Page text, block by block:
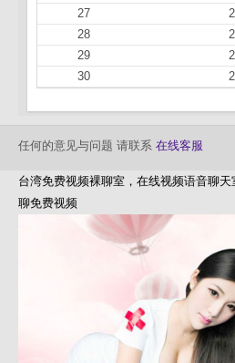
27
28
29
30
任何的意见与问题 请联系 在线客服
台湾免费视频裸聊室，在线视频语音聊
聊免费视频